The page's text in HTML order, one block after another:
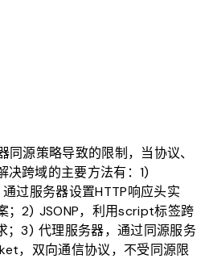
源策略导致的限制，当协议、
决跨域的主要方法有：1)
过服务器设置HTTP响应头实
；2) JSONP，利用script标签跨
；3) 代理服务器，通过同源服务
，双向通信协议，不受同源限